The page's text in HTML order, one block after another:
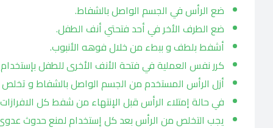
ضع الرأس في الجسم الواصل بالشفاط.
ضع الطرف الأخر في أحد فتحتي أنف الطفل.
أشفط بلطف و ببطء من خلال فوهه الأنبوب.
كرر نفس العملية في فتحة الأنف الأخرى للطفل
أزل الرأس المستخدم من الجسم الواصل بالشفاط و
في حالة إمتلاء الرأس قبل الإنتهاء من شفط كل
يجب التخلص من الرأس بعد كل إستخدام لمنع حدوث